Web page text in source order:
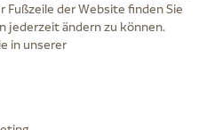
die Packungsbeilage und fragen Sie
die Versandkosten.
angerechnet,
Fußzeile der Website finden Sie
jederzeit ändern zu können.
in unserer